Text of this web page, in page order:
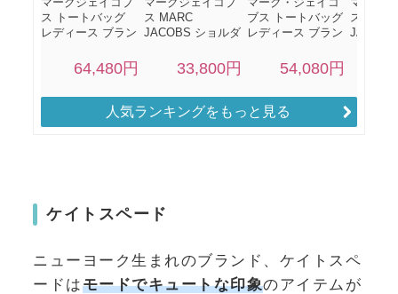
人気ランキングをもっと見る
ケイトスペード
ニューヨーク生まれのブランド、ケイトスペ
ードはモードでキュートな印象のアイテムが